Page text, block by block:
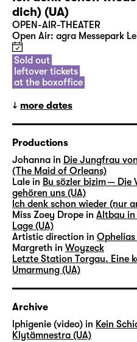
dich) (UA)
OPEN-AIR-THEATER
Open Air: agra Messepark
Sold out
leftover tickets
at the boxoffice
more dates
Productions
Johanna in Die Jungfrau
(The Maid of Orleans)
Lale in Bu sözler bizim — Die
gehören uns (UA)
Ich denk schon wieder (nur
Miss Zoey Drope in Altbau
Lage (UA)
Artistic direction in Ophelias
Margreth in Woyzeck
Letzte Station Torgau. Eine
Umarmung (UA)
Archive
lphigenie (video) in Kein
Klytämnestra (UA)